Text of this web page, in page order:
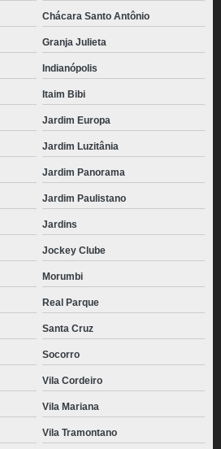
Chácara Santo Antônio
Granja Julieta
Indianópolis
Itaim Bibi
Jardim Europa
Jardim Luzitânia
Jardim Panorama
Jardim Paulistano
Jardins
Jockey Clube
Morumbi
Real Parque
Santa Cruz
Socorro
Vila Cordeiro
Vila Mariana
Vila Tramontano